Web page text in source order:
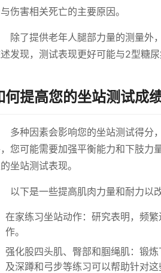
伤害相关死亡的主要原因。
除了提供老年人腿部力量的测量外
发现，测试表现更好可能与2型糖
何提高您的坐站测试成
多种因素会影响您的坐站测试得分
您可能需要加强平衡能力和下肢力
坐站测试表现。
以下是一些提高肌肉力量和耐力以
在家练习坐站动作：研究表明，频
作。
强化股四头肌、臀部和腘绳肌：锻
及深蹲和弓步等练习可以帮助针对这